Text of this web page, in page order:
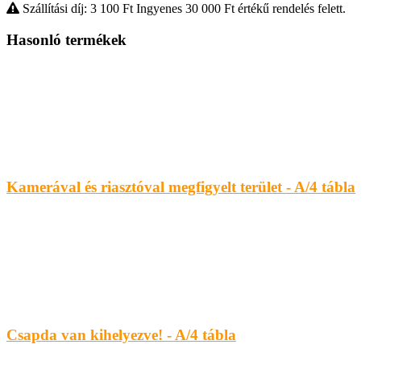
Szállítási díj: 3 100 Ft Ingyenes 30 000 Ft értékű rendelés felett.
Hasonló termékek
Kamerával és riasztóval megfigyelt terület - A/4 tábla
Csapda van kihelyezve! - A/4 tábla